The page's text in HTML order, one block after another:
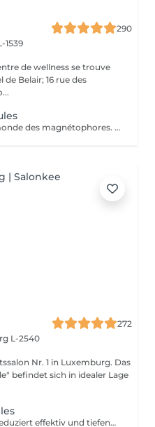
290
1539
de wellness se trouve
Belair; 16 rue des
Une technique unique dans le monde des magnétophores. Grâce à l'attraction des champs magnétiques encapsulés dans une mini machine tenue à la main, cette technique permet de forcer le passage des actifs cosmétiques à travers la barrière cutanée pour agir au cur des cellules. Résultat visible dès la première séance. Les capsules sont soigneusement choisies en fonction d'une consultation avec votre pour vos besoins spécifiques. Une peau d'apparence jeune sans injections !
272
L-2540
Nr. 1 in Luxemburg. Das
befindet sich in idealer Lage
Diese Fruchtsäurebehandlung reduziert effektiv und tiefenwirksam Unreinheiten wie Narben, Pickel, Pigmentflecken, feine Linien und Fältchen etc. Es ist perfekt für alle Hauttypen geeignet, auch für die empfindlichsten! Diese Behandlung beschleunigt die Zellerneuerung, reduziert die Zeichen der Hautalterung und sorgt dank ihrer 5 verschiedenen Formulierungen mit 30 % Fruchtsäuren für eine neue, glatte Haut und einen strahlenden Teint.